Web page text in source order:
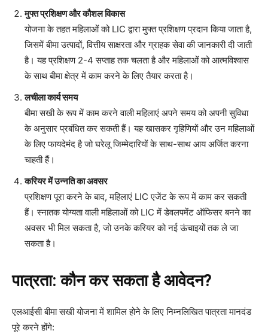
मुफ्त प्रशिक्षण और कौशल विकास
योजना के तहत महिलाओं को LIC द्वारा मुफ्त प्रशिक्षण प्रदान किया जाता है,
जिसमें बीमा उत्पादों, वित्तीय साक्षरता और ग्राहक सेवा की जानकारी दी जाती
है। यह प्रशिक्षण 2-4 सप्ताह तक चलता है और महिलाओं को आत्मविश्वास
के साथ बीमा क्षेत्र में काम करने के लिए तैयार करता है।
लचीला कार्य समय
बीमा सखी के रूप में काम करने वाली महिलाएं अपने समय को अपनी सुविधा
के अनुसार प्रबंधित कर सकती हैं। यह खासकर गृहिणियों और उन महिलाओं
के लिए फायदेमंद है जो घरेलू जिम्मेदारियों के साथ-साथ आय अर्जित करना
चाहती हैं।
करियर में उन्नति का अवसर
प्रशिक्षण पूरा करने के बाद, महिलाएं LIC एजेंट के रूप में काम कर सकती
हैं। स्नातक योग्यता वाली महिलाओं को LIC में डेवलपमेंट ऑफिसर बनने का
अवसर भी मिल सकता है, जो उनके करियर को नई ऊंचाइयों तक ले जा
सकता है।
पात्रता: कौन कर सकता है आवेदन?
एलआईसी बीमा सखी योजना में शामिल होने के लिए निम्नलिखित पात्रता मानदंड
पूरे करने होंगे: